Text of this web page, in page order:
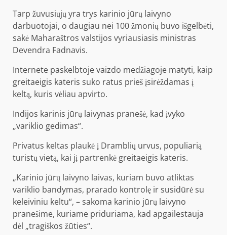
Tarp žuvusiųjų yra trys karinio jūrų laivyno
darbuotojai, o daugiau nei 100 žmonių buvo išgelbėti,
sakė Maharaštros valstijos vyriausiasis ministras
Devendra Fadnavis.
Internete paskelbtoje vaizdo medžiagoje matyti, kaip
greitaeigis kateris suko ratus prieš įsirėždamas į
keltą, kuris vėliau apvirto.
Indijos karinis jūrų laivynas pranešė, kad įvyko
„variklio gedimas“.
Privatus keltas plaukė į Dramblių urvus, populiarią
turistų vietą, kai jį partrenkė greitaeigis kateris.
„Karinio jūrų laivyno laivas, kuriam buvo atliktas
variklio bandymas, prarado kontrolę ir susidūrė su
keleiviniu keltu“, – sakoma karinio jūrų laivyno
pranešime, kuriame priduriama, kad apgailestauja
dėl „tragiškos žūties“.